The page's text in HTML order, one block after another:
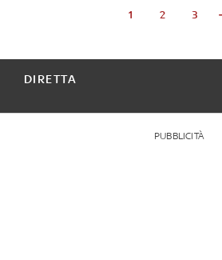
1 2 3
DIRETTA
PUBBLICITÀ